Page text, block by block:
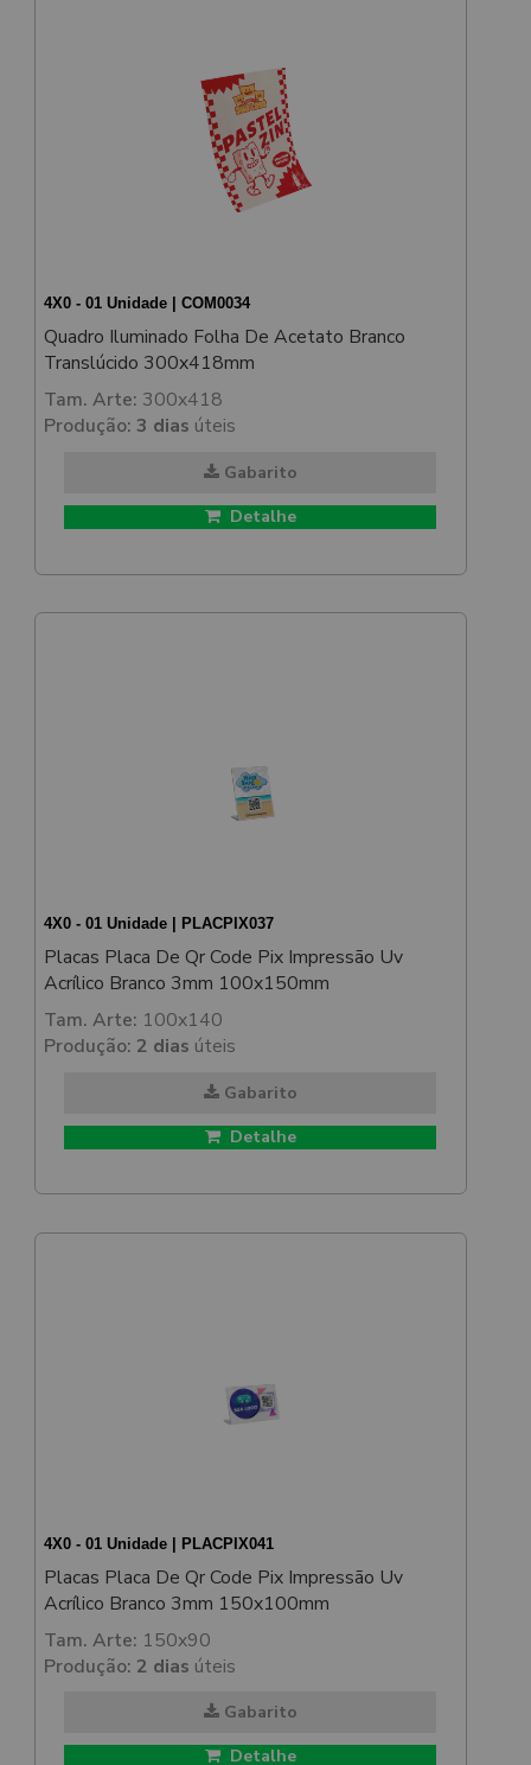
4X0 - 01 Unidade | COM0034
Quadro Iluminado Folha De Acetato Branco
Translúcido 300x418mm
Tam. Arte: 300x418
Produção: 3 dias úteis
Gabarito
Detalhe
4X0 - 01 Unidade | PLACPIX037
Placas Placa De Qr Code Pix Impressão Uv
Acrílico Branco 3mm 100x150mm
Tam. Arte: 100x140
Produção: 2 dias úteis
Gabarito
Detalhe
4X0 - 01 Unidade | PLACPIX041
Placas Placa De Qr Code Pix Impressão Uv
Acrílico Branco 3mm 150x100mm
Tam. Arte: 150x90
Produção: 2 dias úteis
Gabarito
Detalhe